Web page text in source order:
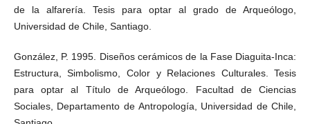
de la alfarería. Tesis para optar al grado de Arqueólogo,
Universidad de Chile, Santiago.
González, P. 1995. Diseños cerámicos de la Fase Diaguita-Inca:
Estructura, Simbolismo, Color y Relaciones Culturales. Tesis
para optar al Título de Arqueólogo. Facultad de Ciencias
Sociales, Departamento de Antropología, Universidad de Chile,